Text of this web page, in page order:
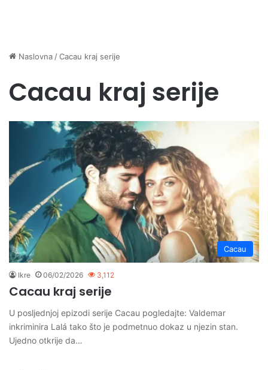
Naslovna /Cacau kraj serije
Cacau kraj serije
Cacau
Ikre 06/02/2026 3,112
Cacau kraj serije
U posljednjoj epizodi serije Cacau pogledajte: Valdemar
inkriminira Lalá tako što je podmetnuo dokaz u njezin stan.
Ujedno otkrije da…